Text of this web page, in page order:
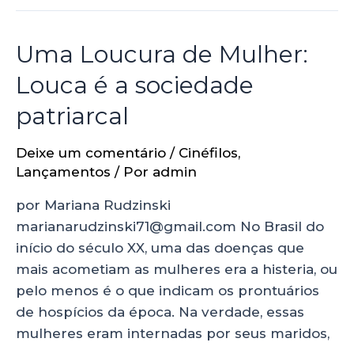
Uma Loucura de Mulher:
Louca é a sociedade
patriarcal
Deixe um comentário / Cinéfilos,
Lançamentos / Por admin
por Mariana Rudzinski
marianarudzinski71@gmail.com No Brasil do
início do século XX, uma das doenças que
mais acometiam as mulheres era a histeria, ou
pelo menos é o que indicam os prontuários
de hospícios da época. Na verdade, essas
mulheres eram internadas por seus maridos,